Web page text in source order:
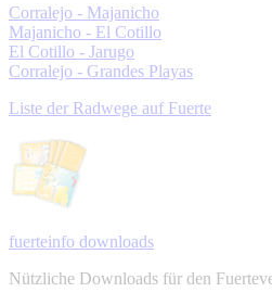
Corralejo - Majanicho
Majanicho - El Cotillo
El Cotillo - Jarugo
Corralejo - Grandes Playas
Liste der Radwege auf Fuerte
fuerteinfo downloads
Nützliche Downloads für den